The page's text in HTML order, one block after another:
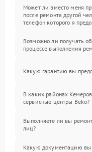
Может ли вместо меня
после ремонта другой
телефон которого я
Возможно ли получать
процессе выполнения
Какую гарантию вы
В каких районах
сервисные центры Beko?
Выполняете ли вы
лиц?
Какую документацию вы